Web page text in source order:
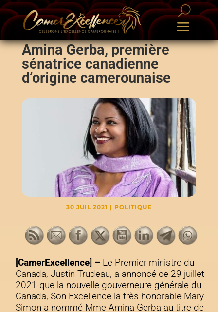
Amina Gerba, première
sénatrice canadienne
d’origine camerounaise
30 JUIL 2021 | POLITIQUE
[CamerExcellence] – Le Premier ministre du
Canada, Justin Trudeau, a annoncé ce 29 juillet
2021 que la nouvelle gouverneure générale du
Canada, Son Excellence la très honorable Mary
Simon a nommé Mme Amina Gerba au titre de